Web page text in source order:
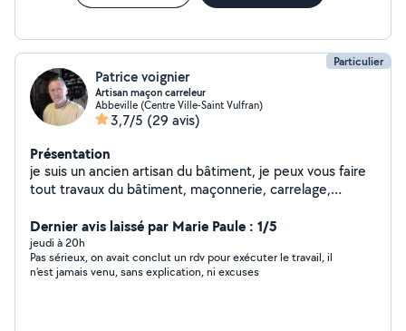
Particulier
Patrice voignier
Artisan maçon carreleur
Abbeville (Centre Ville-Saint Vulfran)
3,7/5 (29 avis)
Présentation
je suis un ancien artisan du bâtiment, je peux vous faire
tout travaux du bâtiment, maçonnerie, carrelage,
camion de 13m2 je peux vous emmener faire vos
courses en berline très cordialement
Dernier avis laissé par Marie Paule : 1/5
jeudi à 20h
Pas sérieux, on avait conclut un rdv pour exécuter le travail, il
n’est jamais venu, sans explication, ni excuses